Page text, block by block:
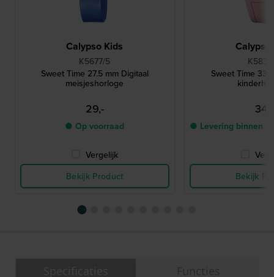
Calypso Kids
K5677/5
Sweet Time 27.5 mm Digitaal
meisjeshorloge
29,-
● Op voorraad
Vergelijk
Bekijk Product
Calypso
Sweet Time 33
34,-
● Levering binnen 5
Bekijk